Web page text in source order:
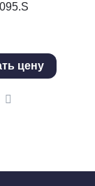
цену